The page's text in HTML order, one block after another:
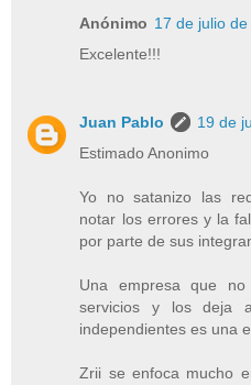
Anónimo 17 de julio
Excelente!!!
Juan Pablo
19 de
Estimado Anonimo
Yo no satanizo las
notar los errores y la
por parte de sus
Una empresa que
servicios y los deja
independientes es una
Zrii se enfoca mucho